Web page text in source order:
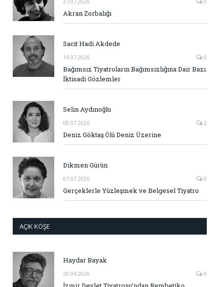
Akran Zorbalığı
Sacit Hadi Akdede
14.07.2026 0
Bağımsız Tiyatroların Bağımsızlığına Dair Bazı
İktisadi Gözlemler
Selin Aydınoğlu
08.07.2026 2
Deniz Göktaş Ölü Deniz Üzerine
Dikmen Gürün
07.07.2026 0
Gerçeklerle Yüzleşmek ve Belgesel Tiyatro
AÇIK KÖŞE
Haydar Bayak
29.04.2026 0